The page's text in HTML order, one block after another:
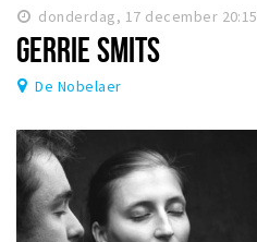
donderdag, 17 december 20:15
GERRIE SMITS
De Nobelaer